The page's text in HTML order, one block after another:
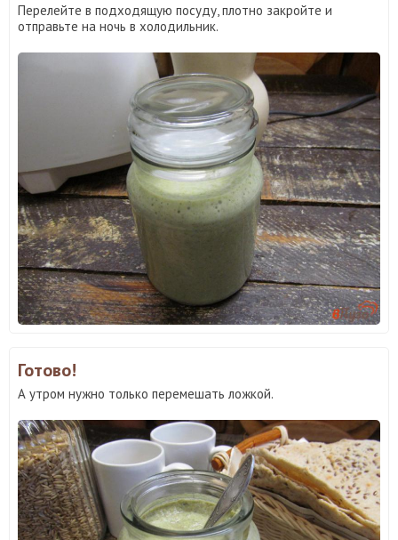
Перелейте в подходящую посуду, плотно закройте и
отправьте на ночь в холодильник.
Готово!
А утром нужно только перемешать ложкой.